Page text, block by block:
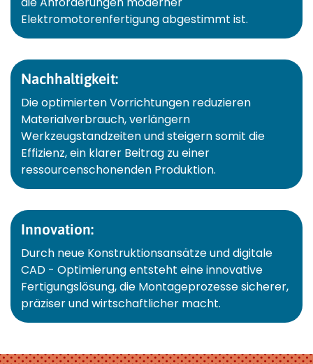
Elektromotorenfertigung abgestimmt ist.
Nachhaltigkeit:
Die optimierten Vorrichtungen reduzieren
Materialverbrauch, verlängern
Werkzeugstandzeiten und steigern somit die
Effizienz, ein klarer Beitrag zu einer
ressourcenschonenden Produktion.
Innovation:
Durch neue Konstruktionsansätze und digitale
CAD - Optimierung entsteht eine innovative
Fertigungslösung, die Montageprozesse sicherer,
präziser und wirtschaftlicher macht.